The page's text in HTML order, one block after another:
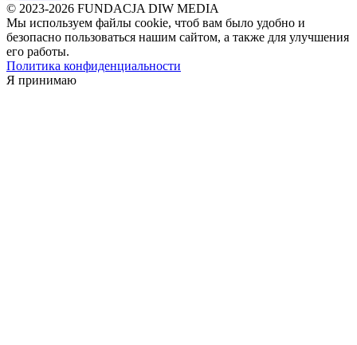
© 2023-2026 FUNDACJA DIW MEDIA
Мы используем файлы cookie, чтоб вам было удобно и
безопасно пользоваться нашим сайтом, а также для улучшения
его работы.
Политика конфиденциальности
Я принимаю